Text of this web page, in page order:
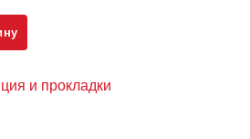
и прокладки